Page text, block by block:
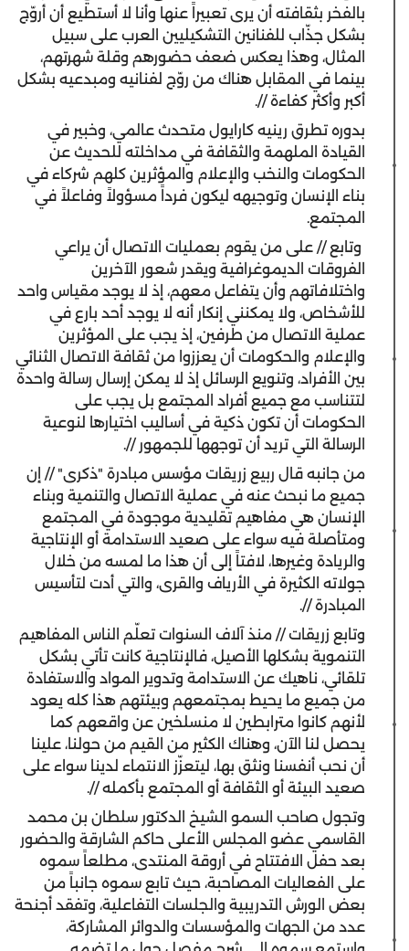
بالفخر بثقافته أن يرى تعبيراً عنها وأنا لا أستطيع أن أروّج
بشكل جذّاب للفنانين التشكيليين العرب على سبيل
المثال، وهذا يعكس ضعف حضورهم وقلة شهرتهم،
بينما في المقابل هناك من روّج لفنانيه ومبدعيه بشكل
أكبر وأكثر كفاءة //.
بدوره تطرق رينيه كارايول متحدث عالمي، وخبير في
القيادة الملهمة والثقافة في مداخلته للحديث عن
الحكومات والنخب والإعلام والمؤثرين كلهم شركاء في
بناء الإنسان وتوجيهه ليكون فرداً مسؤولاً وفاعلاً في
المجتمع.
وتابع // على من يقوم بعمليات الاتصال أن يراعي
الفروقات الديموغرافية ويقدر شعور الآخرين
واختلافاتهم وأن يتفاعل معهم، إذ لا يوجد مقياس واحد
للأشخاص، ولا يمكنني إنكار أنه لا يوجد أحد بارع في
عملية الاتصال من طرفين، إذ يجب على المؤثرين
والإعلام والحكومات أن يعززوا من ثقافة الاتصال الثنائي
بين الأفراد، وتنويع الرسائل إذ لا يمكن إرسال رسالة واحدة
لتتناسب مع جميع أفراد المجتمع بل يجب على
الحكومات أن تكون ذكية في أساليب اختيارها لنوعية
الرسالة التي تريد أن توجهها للجمهور //.
من جانبه قال ربيع زريقات مؤسس مبادرة "ذكرى" // إن
جميع ما نبحث عنه في عملية الاتصال والتنمية وبناء
الإنسان هي مفاهيم تقليدية موجودة في المجتمع
ومتأصلة فيه سواء على صعيد الاستدامة أو الإنتاجية
والريادة وغيرها، لافتاً إلى أن هذا ما لمسه من خلال
جولاته الكثيرة في الأرياف والقرى، والتي أدت لتأسيس
المبادرة //.
وتابع زريقات // منذ آلاف السنوات تعلّم الناس المفاهيم
التنموية بشكلها الأصيل، فالإنتاجية كانت تأتي بشكل
تلقائي، ناهيك عن الاستدامة وتدوير المواد والاستفادة
من جميع ما يحيط بمجتمعهم وبيئتهم هذا كله يعود
لأنهم كانوا مترابطين لا منسلخين عن واقعهم كما
يحصل لنا الآن، وهناك الكثير من القيم من حولنا، علينا
أن نحب أنفسنا ونثق بها، ليتعزّز الانتماء لدينا سواء على
صعيد البيئة أو الثقافة أو المجتمع بأكمله //.
وتجول صاحب السمو الشيخ الدكتور سلطان بن محمد
القاسمي عضو المجلس الأعلى حاكم الشارقة والحضور
بعد حفل الافتتاح في أروقة المنتدى، مطلعاً سموه
على الفعاليات المصاحبة، حيث تابع سموه جانباً من
بعض الورش التدريبية والجلسات التفاعلية، وتفقد أجنحة
عدد من الجهات والمؤسسات والدوائر المشاركة،